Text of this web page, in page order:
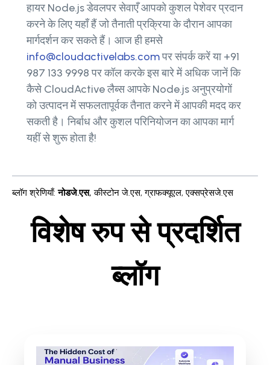
हायर Node.js डेवलपर सेवाएँ आपको कुशल पेशेवर प्रदान
करने के लिए यहाँ हैं जो तैनाती प्रक्रिया के दौरान आपका
मार्गदर्शन कर सकते हैं। आज ही हमसे
info@cloudactivelabs.comपर संपर्क करें या +91
987 133 9998 पर कॉल करके इस बारे में अधिक जानें कि
कैसे CloudActive लैब्स आपके Node.js अनुप्रयोगों
को उत्पादन में सफलतापूर्वक तैनात करने में आपकी मदद कर
सकती है। निर्बाध और कुशल परिनियोजन का आपका मार्ग
यहीं से शुरू होता है!
ब्लॉग श्रेणियाँ: नोडजे.एस, कीस्टोन जे.एस,ग्राफक्यूएल,एक्सप्रेसजे.एस
विशेष रुप से प्रदर्शित
ब्लॉग